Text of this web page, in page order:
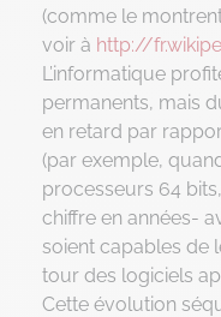
(comme le
voir à http://
L’informatique
permanents, mais
en retard par
(par exemple,
processeurs 64
chiffre en années-
soient capables de
tour des logiciels
Cette évolution